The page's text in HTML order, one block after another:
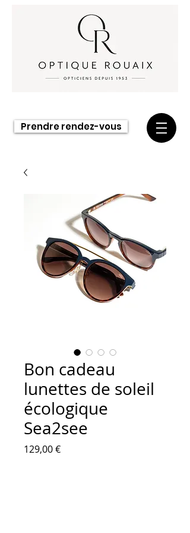
Prendre rendez-vous
Bon cadeau
lunettes de soleil
écologique
Sea2see
129,00 €Prix